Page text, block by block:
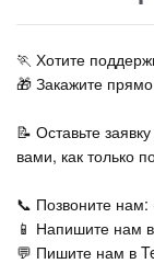
🏃‍ Хотите
🎁 Закажите
📝 Оставьте
вами, как только
📞 Позвоните
📱 Напишите нам
💬 Пишите нам в